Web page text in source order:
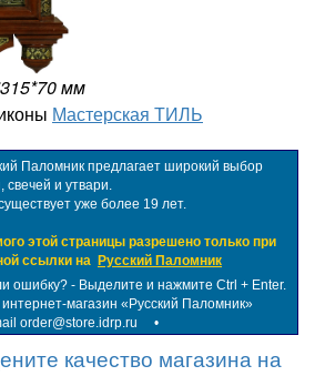
мм
Мастерская ТИЛЬ
Паломник предлагает широкий выбор
свечей и утвари.
уже более 19 лет.
этой страницы разрешено только при
ссылки на Русский Паломник
ошибку? - Выделите и нажмите Ctrl + Enter.
магазин «Русский Паломник»
order@store.idrp.ru •